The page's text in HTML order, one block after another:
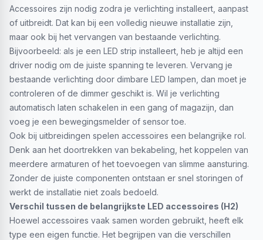
Accessoires zijn nodig zodra je verlichting installeert, aanpast
of uitbreidt. Dat kan bij een volledig nieuwe installatie zijn,
maar ook bij het vervangen van bestaande verlichting.
Bijvoorbeeld: als je een LED strip installeert, heb je altijd een
driver nodig om de juiste spanning te leveren. Vervang je
bestaande verlichting door dimbare LED lampen, dan moet je
controleren of de dimmer geschikt is. Wil je verlichting
automatisch laten schakelen in een gang of magazijn, dan
voeg je een bewegingsmelder of sensor toe.
Ook bij uitbreidingen spelen accessoires een belangrijke rol.
Denk aan het doortrekken van bekabeling, het koppelen van
meerdere armaturen of het toevoegen van slimme aansturing.
Zonder de juiste componenten ontstaan er snel storingen of
werkt de installatie niet zoals bedoeld.
Verschil tussen de belangrijkste LED accessoires (H2)
Hoewel accessoires vaak samen worden gebruikt, heeft elk
type een eigen functie. Het begrijpen van die verschillen